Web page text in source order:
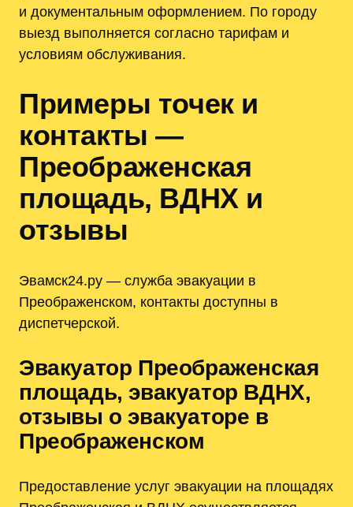
и документальным оформлением. По городу
выезд выполняется согласно тарифам и
условиям обслуживания.
Примеры точек и
контакты —
Преображенская
площадь, ВДНХ и
отзывы
Эвамск24.ру — служба эвакуации в
Преображенском, контакты доступны в
диспетчерской.
Эвакуатор Преображенская
площадь, эвакуатор ВДНХ,
отзывы о эвакуаторе в
Преображенском
Предоставление услуг эвакуации на площадях